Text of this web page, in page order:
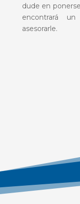
dude en
encontrará
asesorarle.